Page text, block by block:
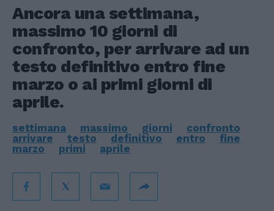
Ancora una settimana,
massimo 10 giorni di
confronto, per arrivare ad un
testo definitivo entro fine
marzo o ai primi giorni di
aprile.
settimana massimo giorni
confronto
arrivare
testo definitivo entro
fine
marzo
primi aprile